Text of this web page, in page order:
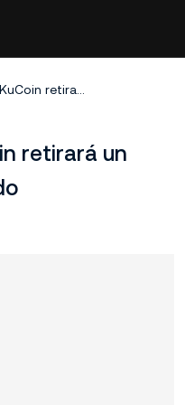
Trato especial: KuCoin retirará un proyecto determinado
retirará un